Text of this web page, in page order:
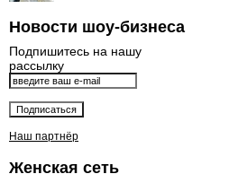
Новости шоу-бизнеса
Подпишитесь на нашу
рассылку
Наш партнёр
Женская сеть